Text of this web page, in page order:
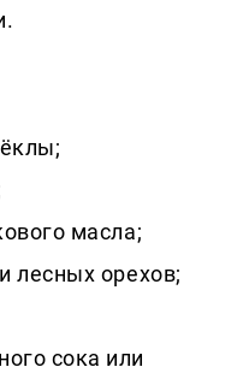
масла;
лесных орехов;
сока или